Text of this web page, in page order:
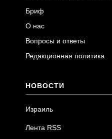
Бриф
О нас
Вопросы и ответы
Редакционная политика
НОВОСТИ
Израиль
Лента RSS